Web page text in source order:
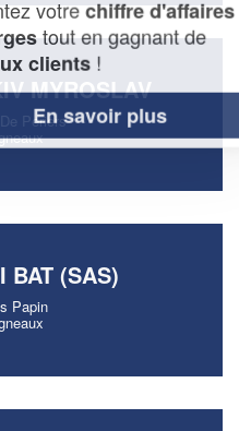
MYROSLAV
Periers
BAT (SAS)
Papin
chiffre d'affaireset
en gagnant de
!
savoir plus